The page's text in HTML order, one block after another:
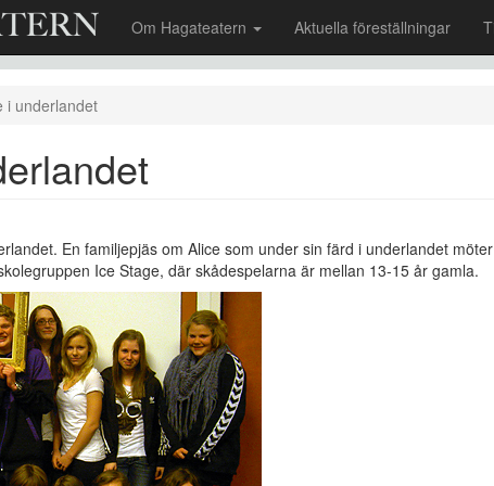
Om Hagateatern Aktuella föreställningar
i underlandet
En familjepjäs om Alice som under sin färd i underlandet
Ice Stage, där skådespelarna är mellan 13-15 år gamla.